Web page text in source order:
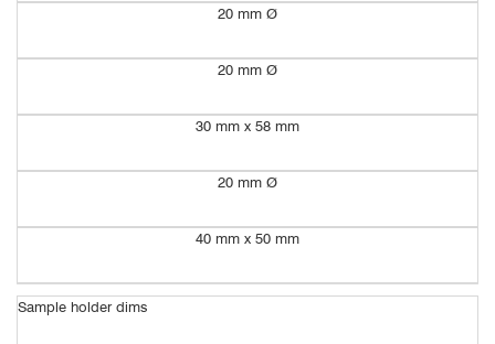
20 mm Ø
20 mm Ø
30 mm x 58 mm
20 mm Ø
40 mm x 50 mm
Sample holder dims